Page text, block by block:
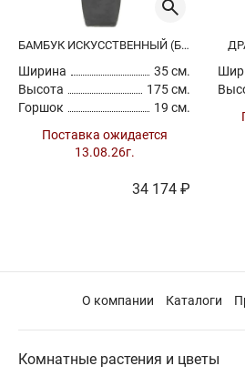
БАМБУК ИСКУССТВЕННЫЙ (БЕЗ ГОРШКА)
Ширина
35 см.
Высота
175 см.
Горшок
19 см.
Поставка ожидается
13.08.26г.
34 174 ₽
О компании Каталоги
Комнатные растения и цветы